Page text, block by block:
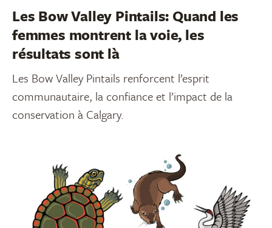
Les Bow Valley Pintails: Quand les
femmes montrent la voie, les
résultats sont là
Les Bow Valley Pintails renforcent l’esprit
communautaire, la confiance et l’impact de la
conservation à Calgary.